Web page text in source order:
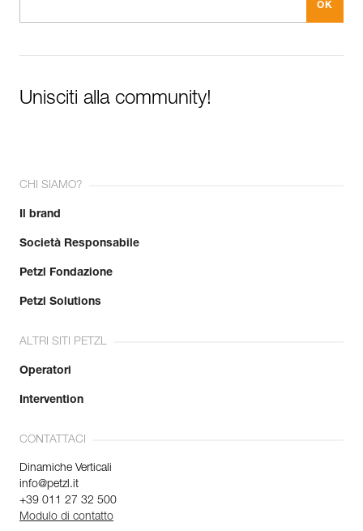
Unisciti alla community!
CHI SIAMO?
Il brand
Società Responsabile
Petzl Fondazione
Petzl Solutions
ALTRI SITI PETZL
Operatori
Intervention
CONTATTACI
Dinamiche Verticali
info@petzl.it
+39 011 27 32 500
Modulo di contatto